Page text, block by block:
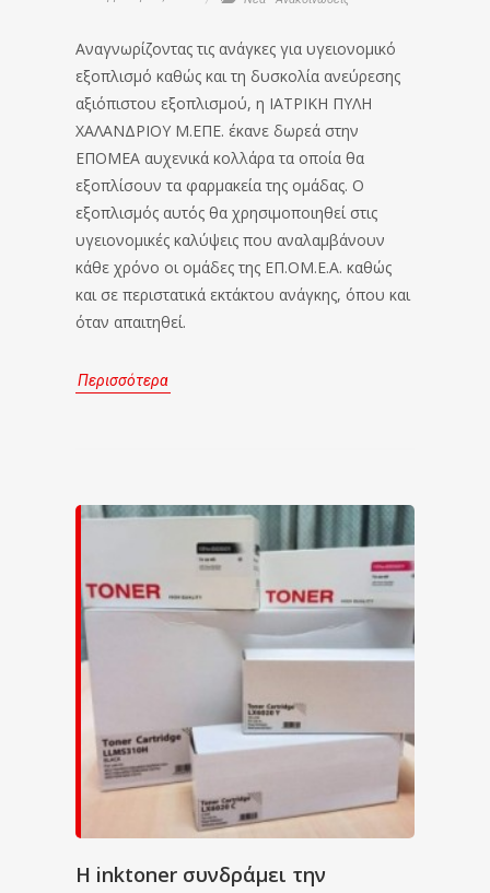
Αναγνωρίζοντας τις ανάγκες για υγειονομικό
εξοπλισμό καθώς και τη δυσκολία ανεύρεσης
αξιόπιστου εξοπλισμού, η ΙΑΤΡΙΚΗ ΠΥΛΗ
ΧΑΛΑΝΔΡΙΟΥ Μ.ΕΠΕ. έκανε δωρεά στην
ΕΠΟΜΕΑ αυχενικά κολλάρα τα οποία θα
εξοπλίσουν τα φαρμακεία της ομάδας. Ο
εξοπλισμός αυτός θα χρησιμοποιηθεί στις
υγειονομικές καλύψεις που αναλαμβάνουν
κάθε χρόνο οι ομάδες της ΕΠ.ΟΜ.Ε.Α. καθώς
και σε περιστατικά εκτάκτου ανάγκης, όπου και
όταν απαιτηθεί.
Περισσότερα
H inktoner συνδράμει την